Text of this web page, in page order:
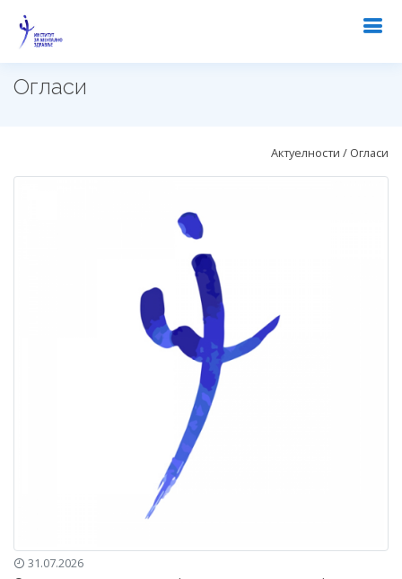
Огласи
Актуелности / Огласи
31.07.2026